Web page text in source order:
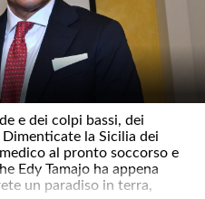
e dei colpi bassi, dei
la Sicilia dei
al pronto soccorso e
Edy Tamajo ha appena
un paradiso in terra,